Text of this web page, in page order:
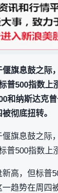
旗息鼓之际
普500指数
和纳斯达克
彻底扭转。
旗息鼓之际
普500指数上
新高，但标
趋势在周四